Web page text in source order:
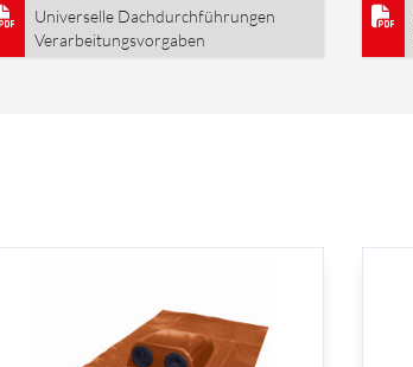
Universelle Dachdurchführungen
Verarbeitungsvorgaben